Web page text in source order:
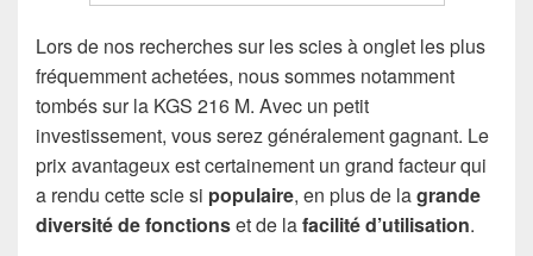
Lors de nos recherches sur les scies à onglet les plus
fréquemment achetées, nous sommes notamment
tombés sur la KGS 216 M. Avec un petit
investissement, vous serez généralement gagnant. Le
prix avantageux est certainement un grand facteur qui
a rendu cette scie si populaire, en plus de lagrande
diversité de fonctionset de lafacilité d’utilisation.